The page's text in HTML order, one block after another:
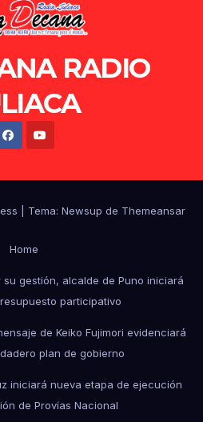
RADIO
Tema: Newsup de Themeansar
Home
gestión, alcalde de Puno iniciará
participativo
de Keiko Fujimori evidenciará
plan de gobierno
iniciará nueva etapa de ejecución
de Provías Nacional